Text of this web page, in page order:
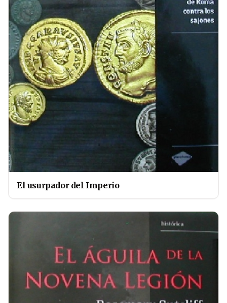
El usurpador del Imperio